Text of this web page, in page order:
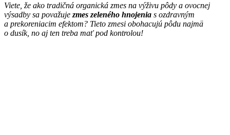
Viete, že ako tradičná organická zmes na výživu pôdy a ovocnej
výsadby sa považuje zmes zeleného hnojenia s ozdravným
a prekoreniacim efektom? Tieto zmesi obohacujú pôdu najmä
o dusík, no aj ten treba mať pod kontrolou!